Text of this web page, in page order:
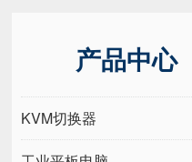
产品中心
KVM切换器